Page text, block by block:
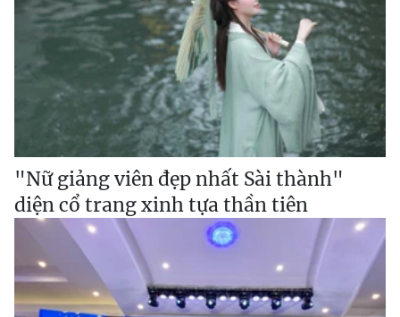
"Nữ giảng viên đẹp nhất Sài thành"
diện cổ trang xinh tựa thần tiên